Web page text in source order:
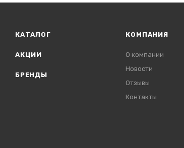
КАТАЛОГ
АКЦИИ
БРЕНДЫ
КОМПАНИЯ
О компании
Новости
Отзывы
Контакты